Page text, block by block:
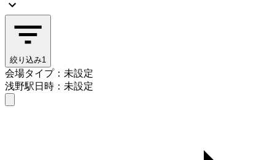
絞り込み1
会場タイプ：未設定
浅野駅日時：未設定